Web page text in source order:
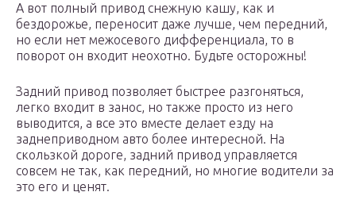
А вот полный привод снежную кашу, как и
бездорожье, переносит даже лучше, чем передний,
но если нет межосевого дифференциала, то в
поворот он входит неохотно. Будьте осторожны!
Задний привод позволяет быстрее разгоняться,
легко входит в занос, но также просто из него
выводится, а все это вместе делает езду на
заднеприводном авто более интересной. На
скользкой дороге, задний привод управляется
совсем не так, как передний, но многие водители за
это его и ценят.